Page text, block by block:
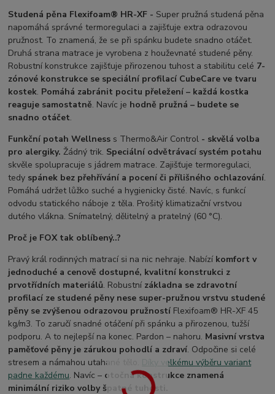
Studená pěna Flexifoam® HR-XF - Super pružná studená pěna
napomáhá správné termoregulaci a zajišťuje extra odrazovou
pružnost. To znamená, že se při spánku budete snadno otáčet.
Druhá strana matrace je vyrobena z houževnaté studené pěny.
Robustní konstrukce zajišťuje přirozenou tuhost a stabilitu celé 7-
zónové konstrukce se speciální profilací CubeCare ve tvaru
kostek. Pomáhá zabránit pocitu přeležení – každá kostka
reaguje samostatně. Navíc je hodně pružná – budete se
snadno otáčet.
Funkční potah Wellness s Thermo&Air Control - skvělá volba
pro alergiky. Žádný trik. Speciální odvětrávací systém potahu
skvěle spolupracuje s jádrem matrace. Zajišťuje termoregulaci,
tedy spánek bez přehřívání a pocení či přílišného ochlazování.
Pomáhá udržet lůžko suché a hygienicky čisté. Navíc, s funkcí
odvodu statického náboje z těla. Prošitý klimatizační vrstvou
dutého vlákna. Snímatelný, dělitelný a pratelný (60 °C).
Proč je FOX tak oblíbený..?
Pravý král rodinných matrací si na nic nehraje. Nabízíkomfort v
jednoduché a cenově dostupné, kvalitní konstrukci z
prvotřídních materiálů. Robustní základna se zdravotní
profilací ze studené pěny nese super-pružnou vrstvu studené
pěny se zvýšenou odrazovou pružností Flexifoam® HR-XF 45
kg/m3. To zaručí snadné otáčení při spánku a přirozenou, tužší
podporu. A to nejlepší na konec. Pardon – nahoru. Masivní vrstva
paměťové pěny je zárukou pohodlí a zdraví. Odpočine si celé
stresem a námahou utahané tělo.
Díky velkému výběru variant
padne každému. Navíc – otočná konstrukce znamená
minimální riziko volby špatné tuhosti.